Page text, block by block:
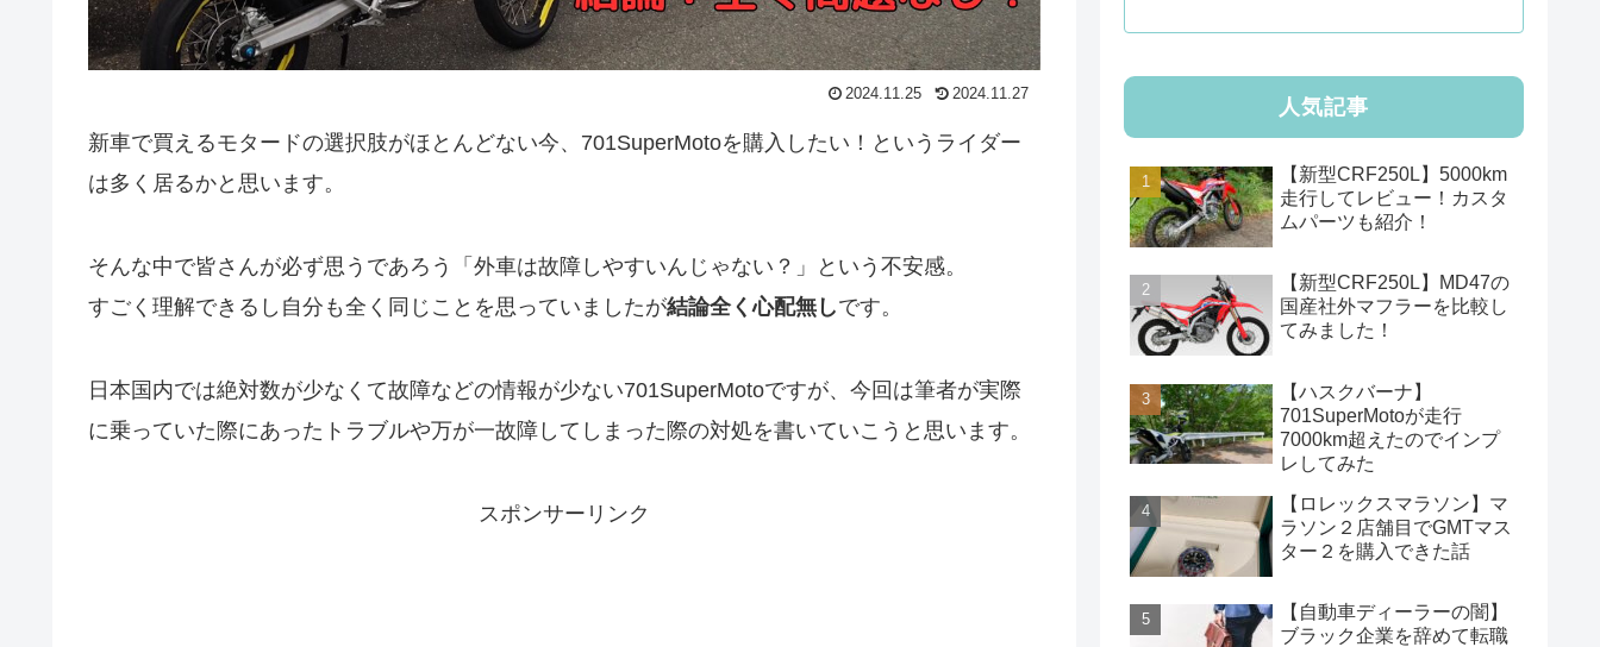
2024.11.25 2024.11.27
新車で買えるモタードの選択肢がほとんどない今、701SuperMotoを購入したい！というライダー
は多く居るかと思います。
そんな中で皆さんが必ず思うであろう「外車は故障しやすいんじゃない？」という不安感。
すごく理解できるし自分も全く同じことを思っていましたが結論全く心配無しです。
日本国内では絶対数が少なくて故障などの情報が少ない701SuperMotoですが、今回は筆者が実際
に乗っていた際にあったトラブルや万が一故障してしまった際の対処を書いていこうと思います。
スポンサーリンク
人気記事
【新型CRF250L】5000km
走行してレビュー！カスタ
ムパーツも紹介！
【新型CRF250L】MD47の
国産社外マフラーを比較し
てみました！
【ハスクバーナ】
701SuperMotoが走行
7000km超えたのでインプ
レしてみた
【ロレックスマラソン】マ
ラソン２店舗目でGMTマス
ター２を購入できた話
【自動車ディーラーの闇】
ブラック企業を辞めて転職